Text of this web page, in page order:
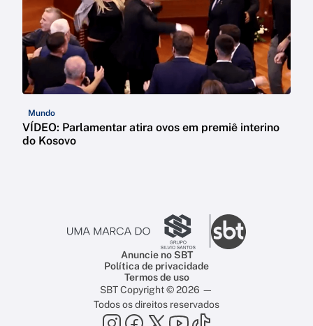
Mundo
VÍDEO: Parlamentar atira ovos em premiê interino
do Kosovo
Anuncie no SBT
Política de privacidade
Termos de uso
SBT Copyright © 2026 —
Todos os direitos reservados